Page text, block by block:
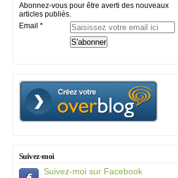
Abonnez-vous pour être averti des nouveaux
articles publiés.
Email
Suivez-moi
Suivez-moi sur Facebook